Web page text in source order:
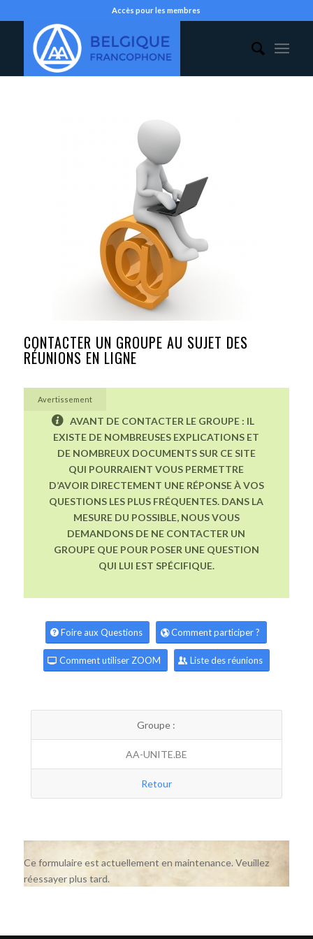
Accès pour les membres
CONTACTER UN GROUPE AU SUJET DES
RÉUNIONS EN LIGNE
Avertissement
AVANT DE CONTACTER LE GROUPE : IL
EXISTE DE NOMBREUSES EXPLICATIONS ET
DE NOMBREUX DOCUMENTS SUR CE SITE
QUI POURRAIENT VOUS PERMETTRE
D’AVOIR DIRECTEMENT UNE RÉPONSE À VOS
QUESTIONS LES PLUS FRÉQUENTES. DANS LA
MESURE DU POSSIBLE, NOUS VOUS
DEMANDONS DE NE CONTACTER UN
GROUPE QUE POUR POSER UNE QUESTION
QUI LUI EST SPÉCIFIQUE.
Foire aux Questions Comment participer ?
Comment utiliser ZOOM Liste des réunions
Groupe :
AA-UNITE.BE
Retour
Ce formulaire est actuellement en maintenance. Veuillez
réessayer plus tard.